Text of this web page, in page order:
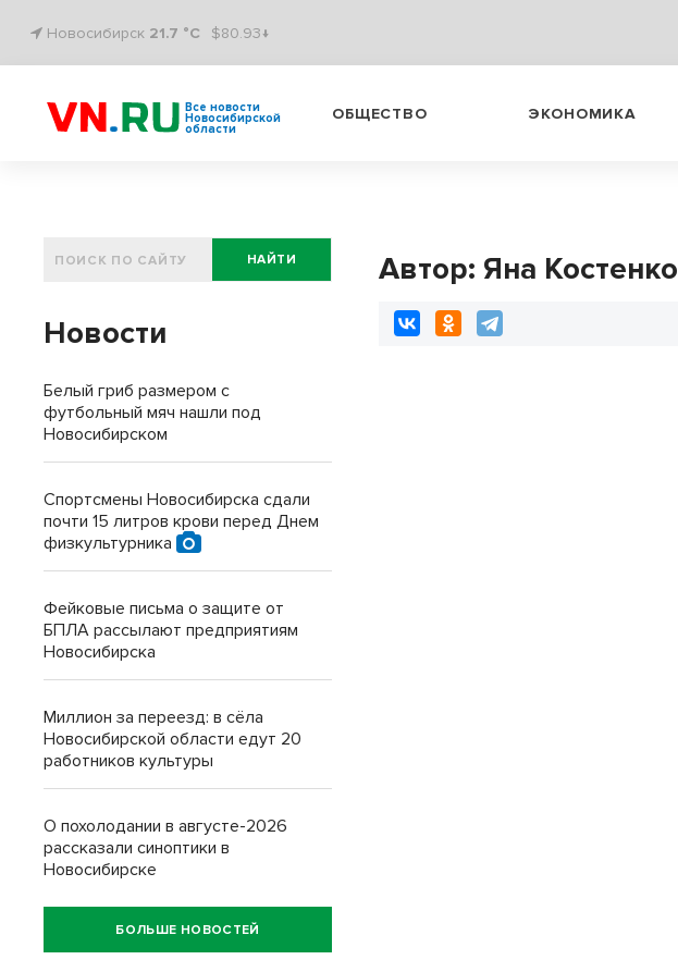
Новосибирск 21.7 °C $80.93↓
Все новости
Новосибирской
области
ОБЩЕСТВО ЭКОНОМИКА
Автор: Яна Костенко
НАЙТИ
Новости
Белый гриб размером с
футбольный мяч нашли под
Новосибирском
Спортсмены Новосибирска сдали
почти 15 литров крови перед Днем
физкультурника
Фейковые письма о защите от
БПЛА рассылают предприятиям
Новосибирска
Миллион за переезд: в сёла
Новосибирской области едут 20
работников культуры
О похолодании в августе-2026
рассказали синоптики в
Новосибирске
БОЛЬШЕ НОВОСТЕЙ